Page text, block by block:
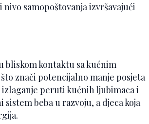
samopoštovanja izvršavajući
bliskom kontaktu sa kućnim
znači potencijalno manje posjeta
peruti kućnih ljubimaca i
beba u razvoju, a djeca koja